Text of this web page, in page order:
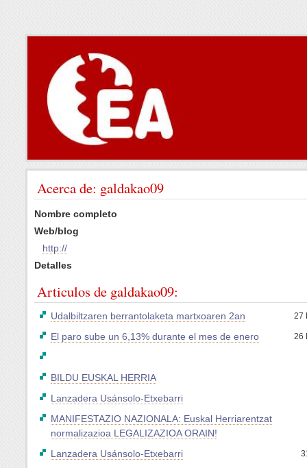
Acerca de: galdakao09
Nombre completo
Web/blog
http://
Detalles
Articulos de galdakao09:
27
Udalbiltzaren berrantolaketa martxoaren 2an
26
El paro sube un 6,13% durante el mes de enero
BILDU EUSKAL HERRIA
Lanzadera Usánsolo-Etxebarri
MANIFESTAZIO NAZIONALA: Euskal Herriarentzat
normalizazioa LEGALIZAZIOA ORAIN!
Lanzadera Usánsolo-Etxebarri